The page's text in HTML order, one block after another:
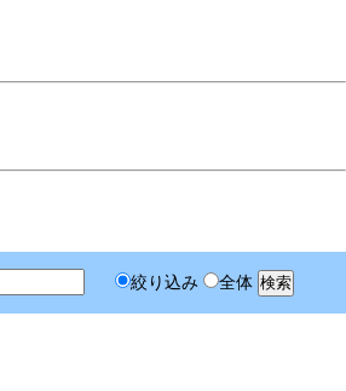
絞り込み 全体